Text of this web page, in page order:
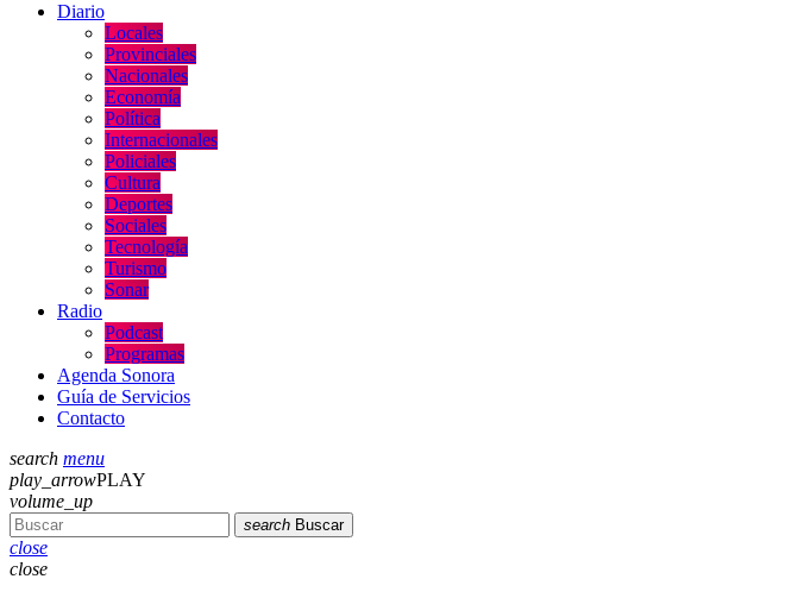
Diario
Locales
Provinciales
Nacionales
Economía
Política
Internacionales
Policiales
Cultura
Deportes
Sociales
Tecnología
Turismo
Sonar
Radio
Podcast
Programas
Agenda Sonora
Guía de Servicios
Contacto
search menu
play_arrowPLAY
volume_up
search Buscar
close
close